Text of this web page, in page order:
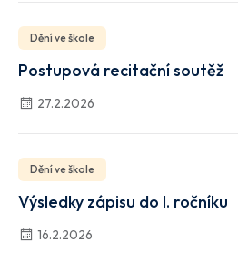
Dění ve škole
Postupová recitační soutěž
27.2.2026
Dění ve škole
Výsledky zápisu do I. ročníku
16.2.2026